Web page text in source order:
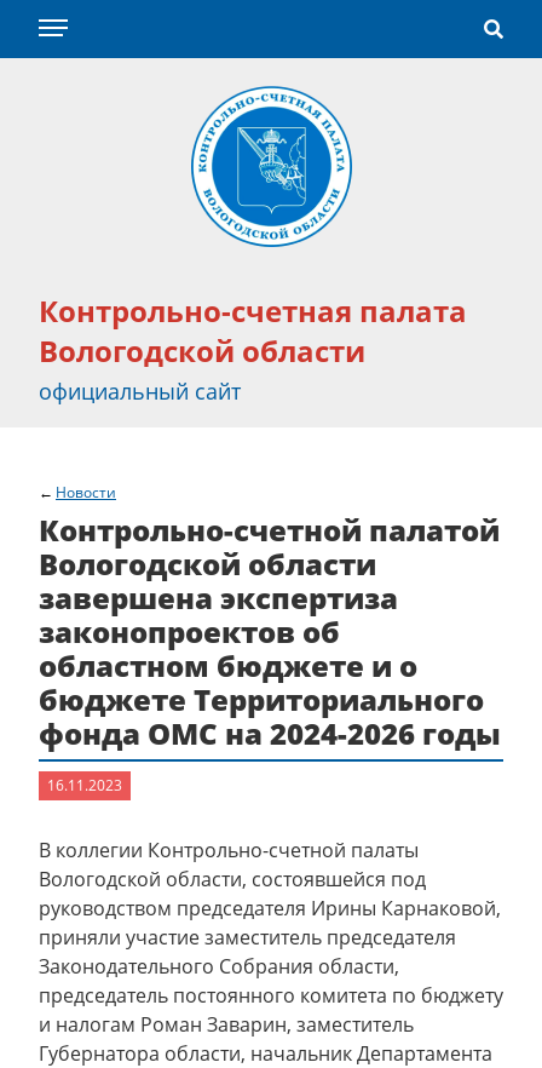
Контрольно-счетная палата
Вологодской области
официальный сайт
Новости
Контрольно-счетной палатой
Вологодской области
завершена экспертиза
законопроектов об
областном бюджете и о
бюджете Территориального
фонда ОМС на 2024-2026 годы
16.11.2023
В коллегии Контрольно-счетной палаты
Вологодской области, состоявшейся под
руководством председателя Ирины Карнаковой,
приняли участие заместитель председателя
Законодательного Собрания области,
председатель постоянного комитета по бюджету
и налогам Роман Заварин, заместитель
Губернатора области, начальник Департамента